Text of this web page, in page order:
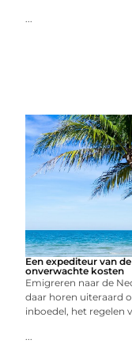
...
Een expediteur van
onverwachte kosten
Emigreren naar de
daar horen uiteraard
inboedel, het regelen
...